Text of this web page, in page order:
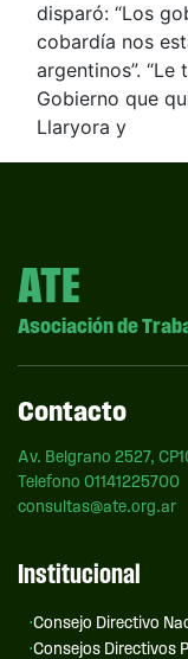
disparó: “Los
cobardía nos
argentinos”.
Gobierno que
Llaryora y
ATE
Asociación de
Contacto
Av. Belgrano 2527,
Telefono 01141225700
consultas@ate.org.ar
Institucional
Consejo Directivo
Consejos Directivos